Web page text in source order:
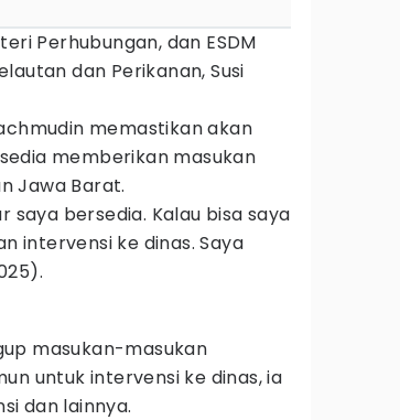
Perhubungan, dan ESDM
dan Perikanan, Susi
memastikan akan
memberikan masukan
Jawa Barat.
saya bersedia. Kalau bisa saya
intervensi ke dinas. Saya
masukan-masukan
untuk intervensi ke dinas, ia
dan lainnya.